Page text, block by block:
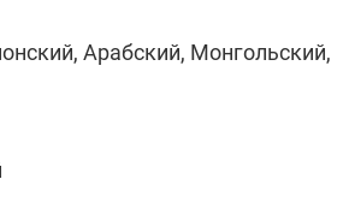
Арабский, Монгольский,